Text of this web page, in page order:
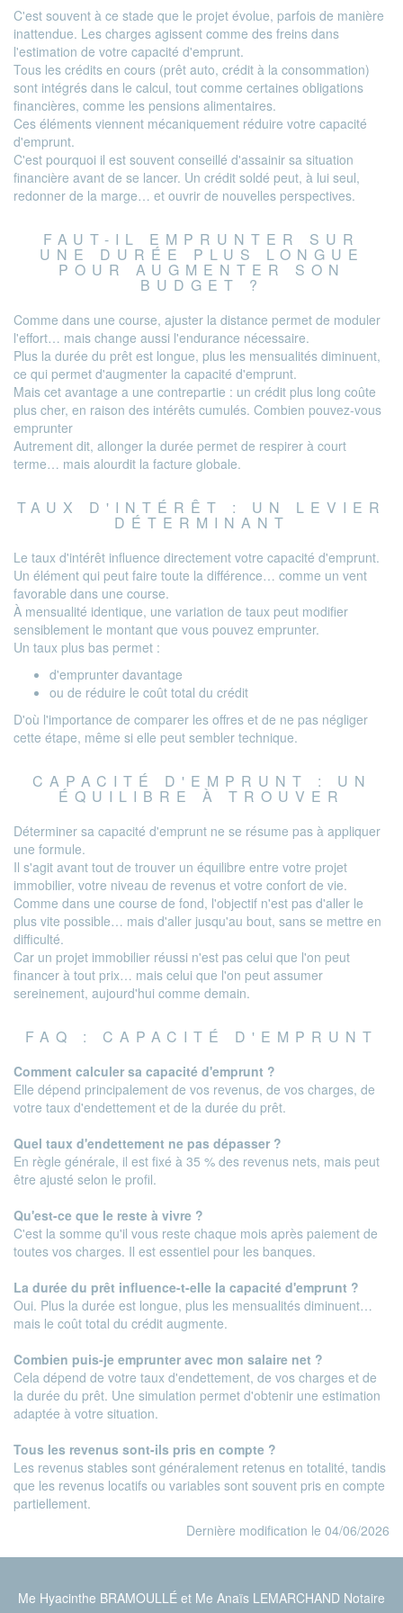
C'est souvent à ce stade que le projet évolue, parfois de manière
inattendue. Les charges agissent comme des freins dans
l'estimation de votre capacité d'emprunt.
Tous les crédits en cours (prêt auto, crédit à la consommation)
sont intégrés dans le calcul, tout comme certaines obligations
financières, comme les pensions alimentaires.
Ces éléments viennent mécaniquement réduire votre capacité
d'emprunt.
C'est pourquoi il est souvent conseillé d'assainir sa situation
financière avant de se lancer. Un crédit soldé peut, à lui seul,
redonner de la marge… et ouvrir de nouvelles perspectives.
FAUT-IL EMPRUNTER SUR
UNE DURÉE PLUS LONGUE
POUR AUGMENTER SON
BUDGET ?
Comme dans une course, ajuster la distance permet de moduler
l'effort… mais change aussi l'endurance nécessaire.
Plus la durée du prêt est longue, plus les mensualités diminuent,
ce qui permet d'augmenter la capacité d'emprunt.
Mais cet avantage a une contrepartie : un crédit plus long coûte
plus cher, en raison des intérêts cumulés. Combien pouvez-vous
emprunter
Autrement dit, allonger la durée permet de respirer à court
terme… mais alourdit la facture globale.
TAUX D'INTÉRÊT : UN LEVIER
DÉTERMINANT
Le taux d'intérêt influence directement votre capacité d'emprunt.
Un élément qui peut faire toute la différence… comme un vent
favorable dans une course.
À mensualité identique, une variation de taux peut modifier
sensiblement le montant que vous pouvez emprunter.
Un taux plus bas permet :
d'emprunter davantage
ou de réduire le coût total du crédit
D'où l'importance de comparer les offres et de ne pas négliger
cette étape, même si elle peut sembler technique.
CAPACITÉ D'EMPRUNT : UN
ÉQUILIBRE À TROUVER
Déterminer sa capacité d'emprunt ne se résume pas à appliquer
une formule.
Il s'agit avant tout de trouver un équilibre entre votre projet
immobilier, votre niveau de revenus et votre confort de vie.
Comme dans une course de fond, l'objectif n'est pas d'aller le
plus vite possible… mais d'aller jusqu'au bout, sans se mettre en
difficulté.
Car un projet immobilier réussi n'est pas celui que l'on peut
financer à tout prix… mais celui que l'on peut assumer
sereinement, aujourd'hui comme demain.
FAQ : CAPACITÉ D'EMPRUNT
Comment calculer sa capacité d'emprunt ?
Elle dépend principalement de vos revenus, de vos charges, de
votre taux d'endettement et de la durée du prêt.
Quel taux d'endettement ne pas dépasser ?
En règle générale, il est fixé à 35 % des revenus nets, mais peut
être ajusté selon le profil.
Qu'est-ce que le reste à vivre ?
C'est la somme qu'il vous reste chaque mois après paiement de
toutes vos charges. Il est essentiel pour les banques.
La durée du prêt influence-t-elle la capacité d'emprunt ?
Oui. Plus la durée est longue, plus les mensualités diminuent…
mais le coût total du crédit augmente.
Combien puis-je emprunter avec mon salaire net ?
Cela dépend de votre taux d'endettement, de vos charges et de
la durée du prêt. Une simulation permet d'obtenir une estimation
adaptée à votre situation.
Tous les revenus sont-ils pris en compte ?
Les revenus stables sont généralement retenus en totalité, tandis
que les revenus locatifs ou variables sont souvent pris en compte
partiellement.
Dernière modification le 04/06/2026
Me Hyacinthe BRAMOULLÉ et Me Anaïs LEMARCHAND Notaire